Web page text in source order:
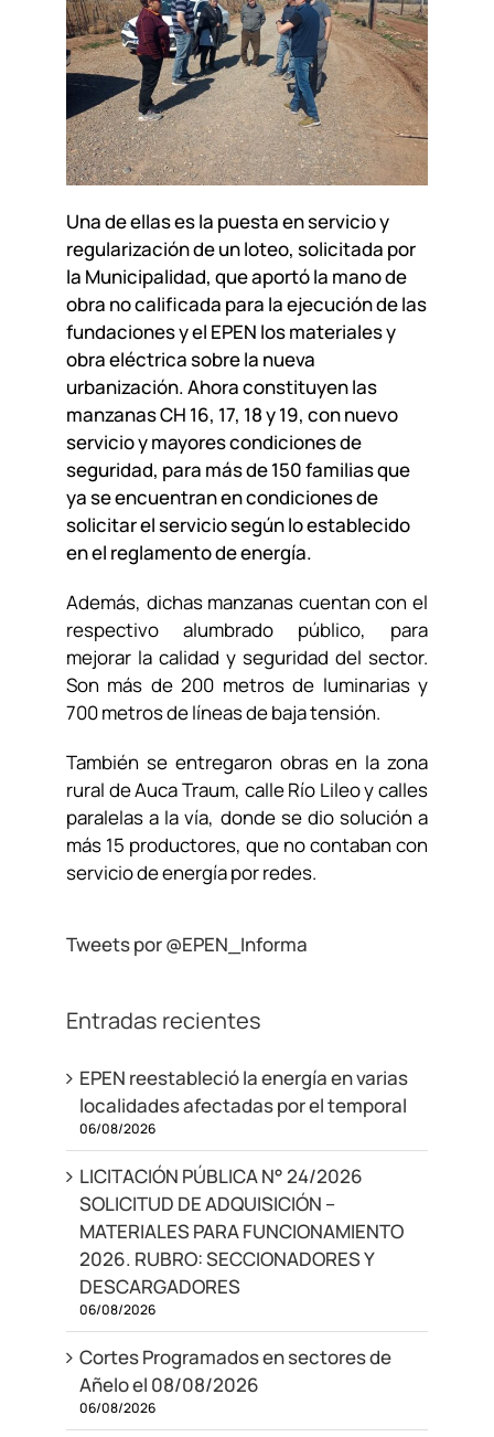
Una de ellas es la puesta en servicio y
regularización de un loteo, solicitada por
la Municipalidad, que aportó la mano de
obra no calificada para la ejecución de las
fundaciones y el EPEN los materiales y
obra eléctrica sobre la nueva
urbanización. Ahora constituyen las
manzanas CH 16, 17, 18 y 19, con nuevo
servicio y mayores condiciones de
seguridad, para más de 150 familias que
ya se encuentran en condiciones de
solicitar el servicio según lo establecido
en el reglamento de energía.
Además, dichas manzanas cuentan con el
respectivo alumbrado público, para
mejorar la calidad y seguridad del sector.
Son más de 200 metros de luminarias y
700 metros de líneas de baja tensión.
También se entregaron obras en la zona
rural de Auca Traum, calle Río Lileo y calles
paralelas a la vía, donde se dio solución a
más 15 productores, que no contaban con
servicio de energía por redes.
Tweets por @EPEN_Informa
Entradas recientes
EPEN reestableció la energía en varias
localidades afectadas por el temporal
06/08/2026
LICITACIÓN PÚBLICA N° 24/2026
SOLICITUD DE ADQUISICIÓN –
MATERIALES PARA FUNCIONAMIENTO
2026. RUBRO: SECCIONADORES Y
DESCARGADORES
06/08/2026
Cortes Programados en sectores de
Añelo el 08/08/2026
06/08/2026